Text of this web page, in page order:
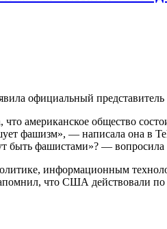
официальный
американское общество
фашизм», — написала она в
быть фашистами»? — вопросила
информационным
что США действовали